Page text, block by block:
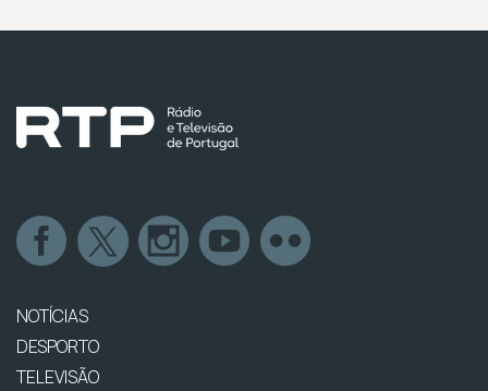
NOTÍCIAS
DESPORTO
TELEVISÃO